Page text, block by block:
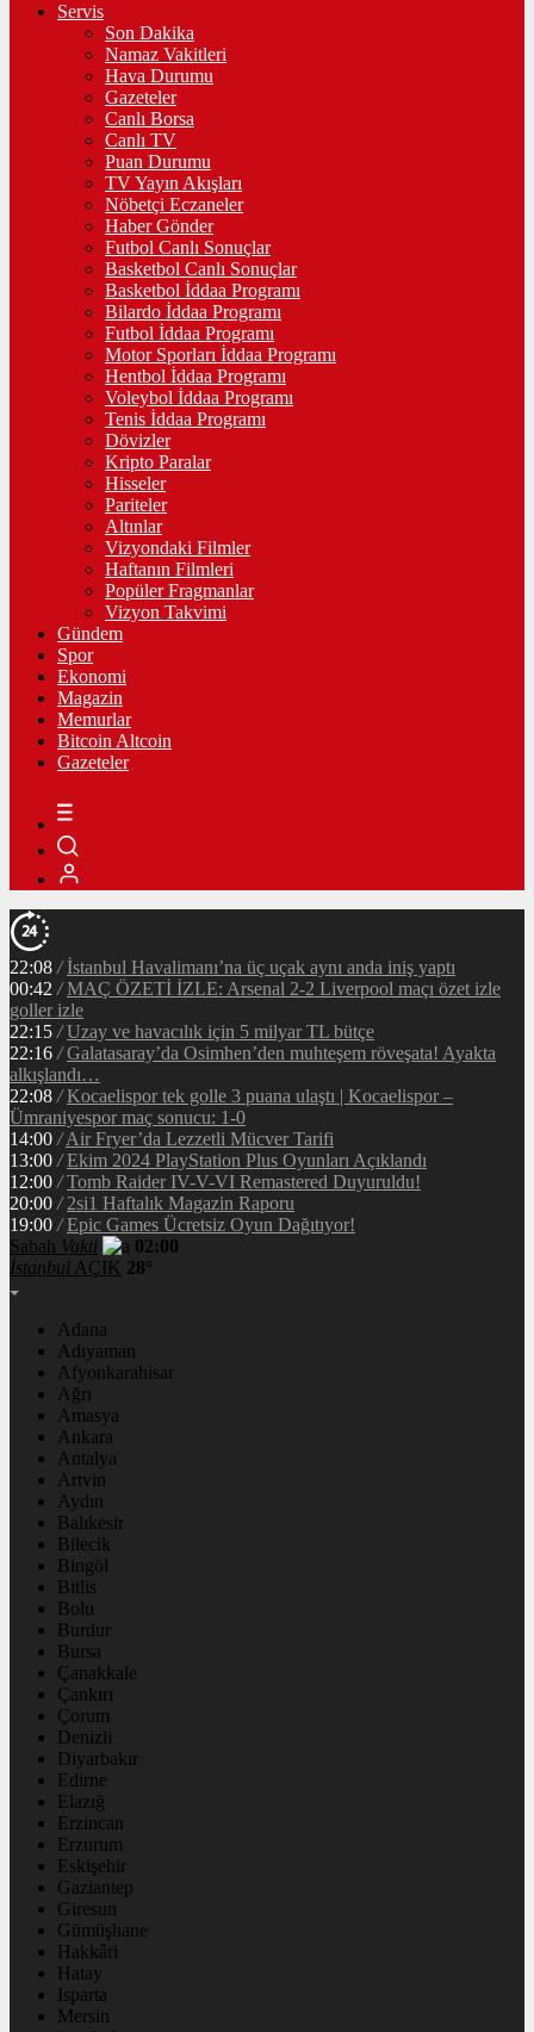
Servis
Son Dakika
Namaz Vakitleri
Hava Durumu
Gazeteler
Canlı Borsa
Canlı TV
Puan Durumu
TV Yayın Akışları
Nöbetçi Eczaneler
Haber Gönder
Futbol Canlı Sonuçlar
Basketbol Canlı Sonuçlar
Basketbol İddaa Programı
Bilardo İddaa Programı
Futbol İddaa Programı
Motor Sporları İddaa Programı
Hentbol İddaa Programı
Voleybol İddaa Programı
Tenis İddaa Programı
Dövizler
Kripto Paralar
Hisseler
Pariteler
Altınlar
Vizyondaki Filmler
Haftanın Filmleri
Popüler Fragmanlar
Vizyon Takvimi
Gündem
Spor
Ekonomi
Magazin
Memurlar
Bitcoin Altcoin
Gazeteler
22:08 / İstanbul Havalimanı’na üç uçak aynı anda iniş yaptı
00:42 / MAÇ ÖZETİ İZLE: Arsenal 2-2 Liverpool maçı özet izle
goller izle
22:15 / Uzay ve havacılık için 5 milyar TL bütçe
22:16 / Galatasaray’da Osimhen’den muhteşem röveşata! Ayakta
alkışlandı…
22:08 / Kocaelispor tek golle 3 puana ulaştı | Kocaelispor –
Ümraniyespor maç sonucu: 1-0
14:00 / Air Fryer’da Lezzetli Mücver Tarifi
13:00 / Ekim 2024 PlayStation Plus Oyunları Açıklandı
12:00 / Tomb Raider IV-V-VI Remastered Duyuruldu!
20:00 / 2si1 Haftalık Magazin Raporu
19:00 / Epic Games Ücretsiz Oyun Dağıtıyor!
Sabah Vakti
02:00
İstanbul AÇIK 28°
Adana
Adıyaman
Afyonkarahisar
Ağrı
Amasya
Ankara
Antalya
Artvin
Aydın
Balıkesir
Bilecik
Bingöl
Bitlis
Bolu
Burdur
Bursa
Çanakkale
Çankırı
Çorum
Denizli
Diyarbakır
Edirne
Elazığ
Erzincan
Erzurum
Eskişehir
Gaziantep
Giresun
Gümüşhane
Hakkâri
Hatay
Isparta
Mersin